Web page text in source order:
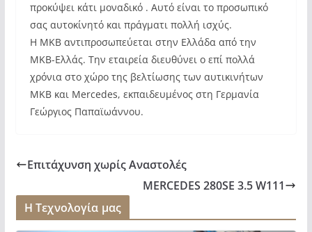
προκύψει κάτι μοναδικό . Αυτό είναι το προσωπικό
σας αυτοκίνητό και πράγματι πολλή ισχύς.
Η ΜΚΒ αντιπροσωπεύεται στην Ελλάδα από την
ΜΚΒ-Ελλάς. Την εταιρεία διευθύνει ο επί πολλά
χρόνια στο χώρο της βελτίωσης των αυτικινήτων
ΜΚΒ και Mercedes, εκπαιδευμένος στη Γερμανία
Γεώργιος Παπαϊωάννου.
Επιτάχυνση χωρίς Αναστολές
MERCEDES 280SE 3.5 W111
Η Τεχνολογία μας